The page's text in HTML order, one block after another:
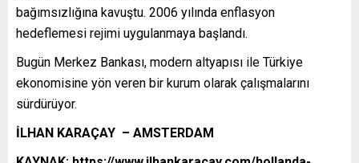
bağımsızlığına kavuştu. 2006 yılında enflasyon
hedeflemesi rejimi uygulanmaya başlandı.
Bugün Merkez Bankası, modern altyapısı ile Türkiye
ekonomisine yön veren bir kurum olarak çalışmalarını
sürdürüyor.
İLHAN KARAÇAY – AMSTERDAM